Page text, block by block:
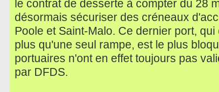
le contrat de desserte à compter du 28
désormais sécuriser des créneaux
Poole et Saint-Malo. Ce dernier port,
plus qu'une seul rampe, est le plus
portuaires n'ont en effet toujours pas
par DFDS.